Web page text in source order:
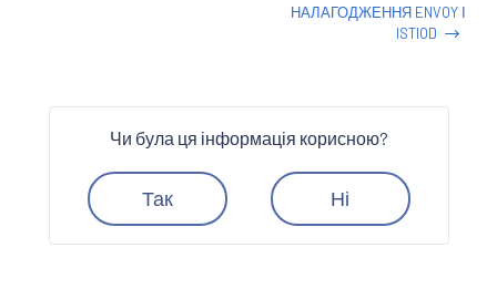
НАЛАГОДЖЕННЯ ENVOY І
ISTIOD
Чи була ця інформація корисною?
Так Ні